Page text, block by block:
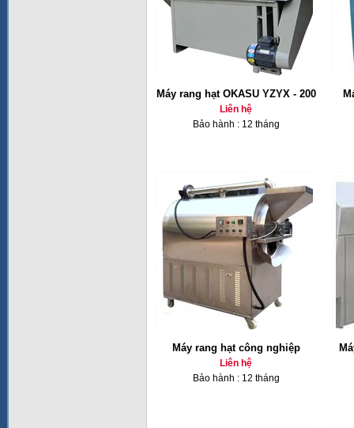
Máy rang hạt OKASU YZYX - 200
Liên hệ
Bảo hành : 12 tháng
Máy rang hạt công nghiệp
Liên hệ
Bảo hành : 12 tháng